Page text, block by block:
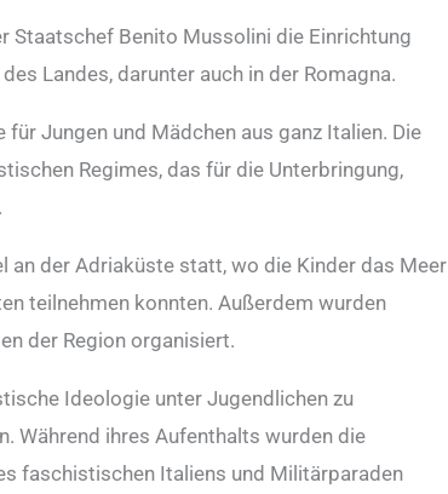
Staatschef Benito Mussolini die Einrichtung
Landes, darunter auch in der Romagna.
Jungen und Mädchen aus ganz Italien. Die
Regimes, das für die Unterbringung,
an der Adriaküste statt, wo die Kinder das Meer
teilnehmen konnten. Außerdem wurden
der Region organisiert.
Ideologie unter Jugendlichen zu
Während ihres Aufenthalts wurden die
faschistischen Italiens und Militärparaden